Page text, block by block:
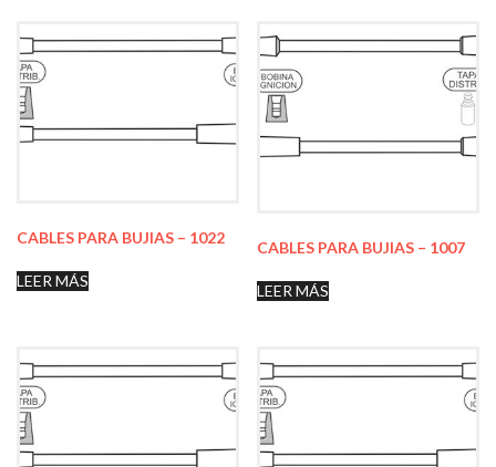
CABLES PARA BUJIAS – 1022
LEER MÁS
CABLES PARA BUJIAS – 1007
LEER MÁS